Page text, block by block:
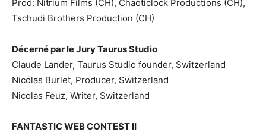
Prod: Nitrium Films (CH), Chaoticlock Productions (CH),
Tschudi Brothers Production (CH)
Décerné par le Jury Taurus Studio
Claude Lander, Taurus Studio founder, Switzerland
Nicolas Burlet, Producer, Switzerland
Nicolas Feuz, Writer, Switzerland
FANTASTIC WEB CONTEST II